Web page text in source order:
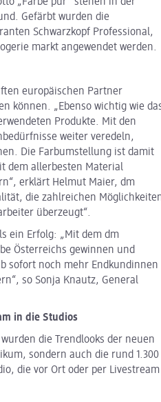
„Farbe pur“ stehen in der
Gefärbt wurden die
Schwarzkopf Professional,
markt angewendet werden.
europäischen Partner
können. „Ebenso wichtig wie
Produkte. Mit den
weiter veredeln,
Die Farbumstellung ist damit
dem allerbesten Material
erklärt Helmut Maier, dm
die zahlreichen
überzeugt“.
ein Erfolg: „Mit dem dm
Österreichs gewinnen und
sofort noch mehr Endkundinnen
so Sonja Knautz, General
in die Studios
die Trendlooks der neuen
sondern auch die rund 1.300
die vor Ort oder per Livestream